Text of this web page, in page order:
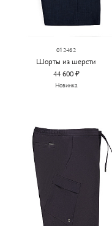
012462
Шорты из шерсти
44 600 ₽
Новинка